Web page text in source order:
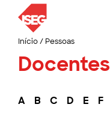
Início/ Pessoas
Docentes
A B C D E F